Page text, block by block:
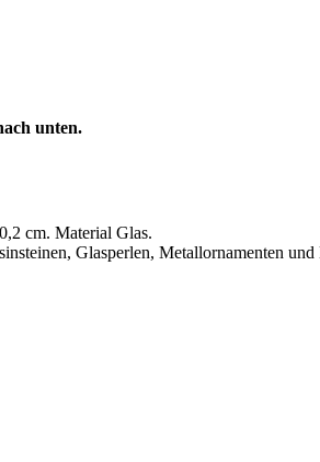
unten.
cm. Material Glas.
Glasperlen, Metallornamenten